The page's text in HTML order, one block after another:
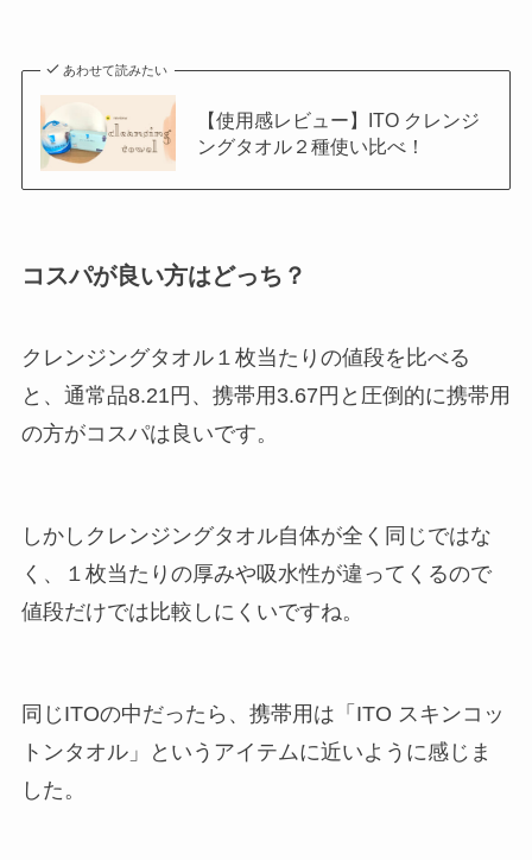
あわせて読みたい
【使用感レビュー】ITO クレンジ
ングタオル２種使い比べ！
コスパが良い方はどっち？
クレンジングタオル１枚当たりの値段を比べる
と、通常品8.21円、携帯用3.67円と圧倒的に携帯用
の方がコスパは良いです。
しかしクレンジングタオル自体が全く同じではな
く、１枚当たりの厚みや吸水性が違ってくるので
値段だけでは比較しにくいですね。
同じITOの中だったら、携帯用は「ITO スキンコッ
トンタオル」というアイテムに近いように感じま
した。